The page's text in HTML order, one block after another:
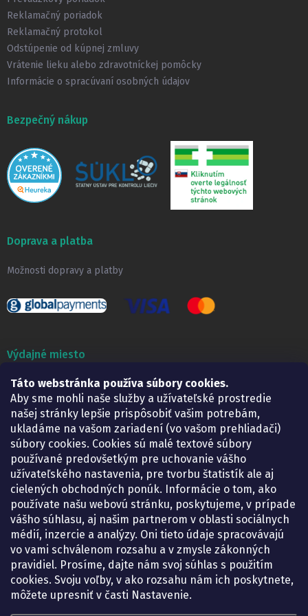
Táto webstránka používa súbory cookies.
Aby sme mohli naše služby a užívateľské prostredie
našej stránky lepšie prispôsobiť vašim potrebám,
ukladáme na vašom zariadení (vo vašom prehliadači)
súbory cookies. Cookies sú malé textové súbory
používané predovšetkým pre uchovanie vášho
užívateľského nastavenia, pre tvorbu štatistík ale aj
cielených obchodných ponúk. Informácie o tom, ako
používate našu webovú stránku, poskytujeme, v prípade
vášho súhlasu, aj našim partnerom v oblasti sociálnych
médií, inzercie a analýzy. Oni tieto údaje spracovávajú
vo vami schválenom rozsahu a v zmysle zákonných
pravidiel. Prosíme, dajte nám svoj súhlas s použitím
cookies. Svoju voľby, v ako rozsahu nám ich poskytnete,
môžete upresniť v časti Nastavenie.
Reklamačný poriadok
Reklamačný protokol
Odstúpenie od kúpnej zmluvy
Vrátenie lieku alebo zdravotníckej pomôcky
Informácie o spracúvaní osobných údajov
Bezpečný nákup
Doprava a platba
Možnosti dopravy a platby
Výdajné miesto
Lekáreň ADONAI
Košice – Smetanova 2
Pondelok:
07.30 – 15.30 h.
Utorok:
07.30 – 16.00 h.
Streda:
07.30 – 16.00 h.
Štvrtok:
07.30 – 15.30 h.
Piatok:
07.30 – 15.30 h.
KONTAKT
eshop@lekarenadonai.sk
+421 948 203 203
Nájdete nás na Facebooku.
lekarenadonai/